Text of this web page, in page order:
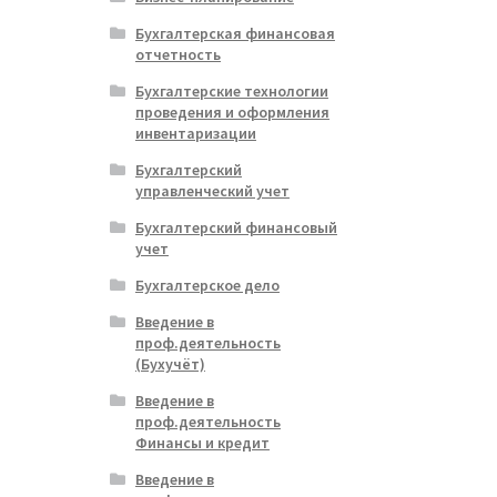
Бухгалтерская финансовая
отчетность
Бухгалтерские технологии
проведения и оформления
инвентаризации
Бухгалтерский
управленческий учет
Бухгалтерский финансовый
учет
Бухгалтерское дело
Введение в
проф.деятельность
(Бухучёт)
Введение в
проф.деятельность
Финансы и кредит
Введение в